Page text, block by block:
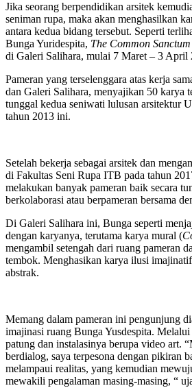
Jika seorang berpendidikan arsitek
seniman rupa, maka akan menghasilkan
antara kedua bidang tersebut. Seperti
Bunga Yuridespita, The Common Sanctum
di Galeri Salihara, mulai 7 Maret – 3 April
Pameran yang terselenggara atas kerja
dan Galeri Salihara, menyajikan 50 karya
tunggal kedua seniwati lulusan arsitektur
tahun 2013 ini.
Setelah bekerja sebagai arsitek dan
di Fakultas Seni Rupa ITB pada tahun
melakukan banyak pameran baik secara
berkolaborasi atau berpameran bersama
Di Galeri Salihara ini, Bunga seperti
dengan karyanya, terutama karya mural (
mengambil setengah dari ruang pameran
tembok. Menghasikan karya ilusi
abstrak.
Memang dalam pameran ini pengunjung
imajinasi ruang Bunga Yusdespita.
patung dan instalasinya berupa video art.
berdialog, saya terpesona dengan pikiran
melampaui realitas, yang kemudian
mewakili pengalaman masing-masing, “